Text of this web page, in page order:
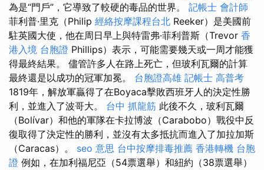
為是“門戶”，它導致了較硬的毒品的世界。 記帳士 會計師
菲利普·里克（Philip 經絡按摩課程台北 Reeker）是美國前
駐英國大使，他在周日早上與特雷弗·菲利普斯（Trevor 香
港入境 台胞證 Phillips）表示，可能需要幾天或一周才能獲
得最終結果。 儘管許多人在路上死亡，但玻利瓦爾的計算
最終還是以成功的冠軍加冕。 台胞證高雄 記帳士 高普考
1819年，解放軍贏得了在Boyaca擊敗西班牙人的決定性勝
利，並進入了波哥大。 台中 抓龍筋 此後不久，玻利瓦爾
（Bolívar）和他的軍隊在卡拉博波（Carabobo）戰役中反
復取得了決定性的勝利，並沒有太多抵抗而進入了加拉加斯
（Caracas）。 seo 意思 台中按摩排毒推薦 香港轉機 台胞
證 例如，在加利福尼亞（54票選舉）和紐約（38票選舉）